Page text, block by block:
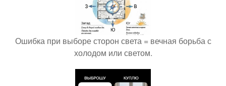
Ошибка при выборе сторон света = вечная борьба с
холодом или светом.